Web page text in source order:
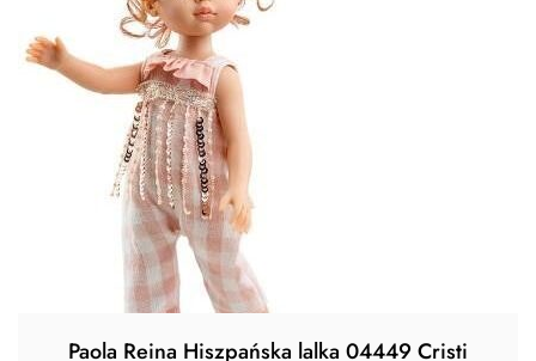
Paola Reina Hiszpańska lalka 04449 Cristi